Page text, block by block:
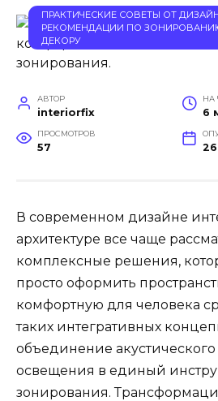
ПРАКТИЧЕСКИЕ СОВЕТЫ ОТ
РЕКОМЕНДАЦИИ ПО
ДЕКОРУ
АВТОР
interiorfix
НА
6
ПРОСМОТРОВ
57
В современном дизайне
архитектуре все чаще
комплексные решения,
просто оформить
комфортную для человека
таких интегративных
объединение
освещения в единый
зонирования.